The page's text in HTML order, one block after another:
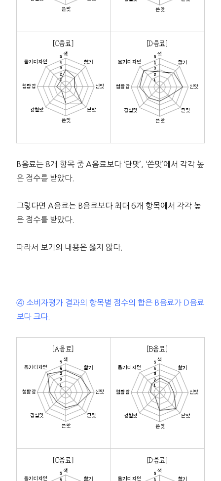
B음료는 8개 항목 중 A음료보다 ‘단맛’, ‘쓴맛’에서 각각 높
은 점수를 받았다.
그렇다면 A음료는 B음료보다 최대 6개 항목에서 각각 높
은 점수를 받았다.
따라서 보기의 내용은 옳지 않다.
④ 소비자평가 결과의 항목별 점수의 합은 B음료가 D음료
보다 크다.